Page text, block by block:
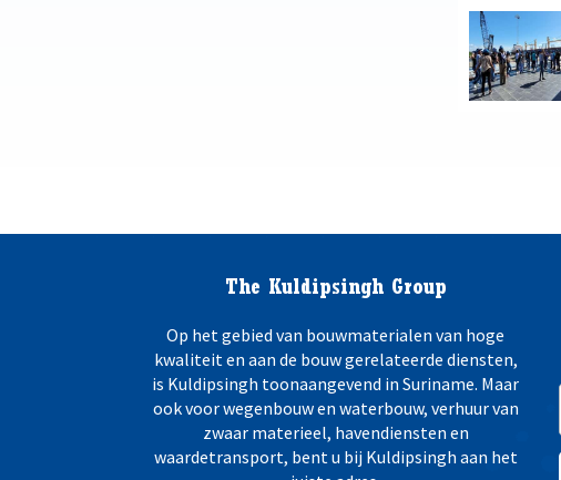
The Kuldipsingh Group
Op het gebied van bouwmaterialen van hoge
kwaliteit en aan de bouw gerelateerde diensten,
is Kuldipsingh toonaangevend in Suriname. Maar
ook voor wegenbouw en waterbouw, verhuur van
zwaar materieel, havendiensten en
waardetransport, bent u bij Kuldipsingh aan het